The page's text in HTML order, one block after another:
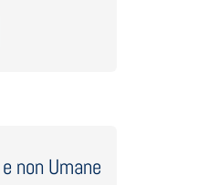
non Umane